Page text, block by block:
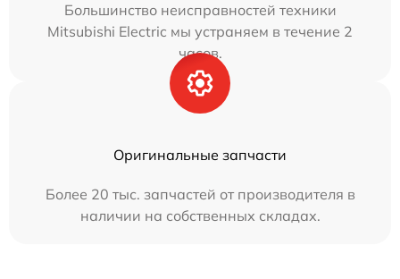
Большинство неисправностей техники
Mitsubishi Electric мы устраняем в течение 2
часов.
Оригинальные запчасти
Более 20 тыс. запчастей от производителя в
наличии на собственных складах.